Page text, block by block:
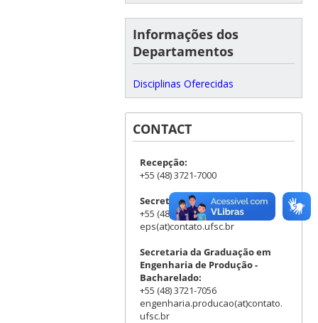
Informações dos
Departamentos
Disciplinas Oferecidas
CONTACT
Recepção:
+55 (48) 3721-7000
Secretaria do Departamento:
+55 (48) 3721-7001/7011
eps(at)contato.ufsc.br
Secretaria da Graduação em
Engenharia de Produção -
Bacharelado:
+55 (48) 3721-7056
engenharia.producao(at)contato.
ufsc.br